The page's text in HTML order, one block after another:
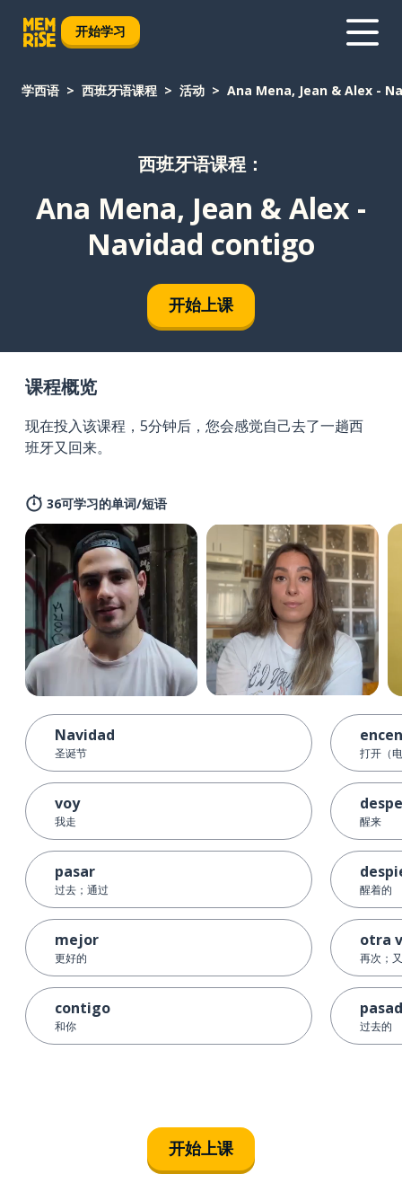
开始学习
学西语 西班牙语课程 活动 Ana Mena, Jean & Alex -
西班牙语课程：
Ana Mena, Jean & Alex -
Navidad contigo
开始上课
课程概览
现在投入该课程，5分钟后，您会感觉自己去了一趟西
班牙又回来。
36可学习的单词/短语
Navidad
圣诞节
voy
我走
pasar
过去；通过
mejor
更好的
contigo
和你
打开（
醒来
醒着的
otra
再次；又
过去的
开始上课